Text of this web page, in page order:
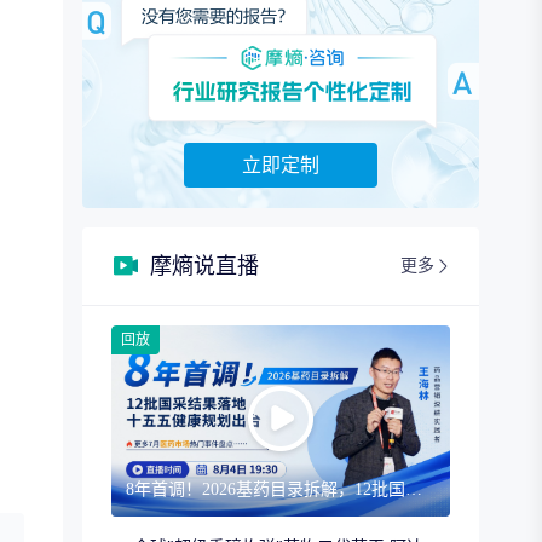
立即定制
摩熵说直播 更多
回放
8年首调！2026基药目录拆解，12批国采结果落地，十五五健康规划出台